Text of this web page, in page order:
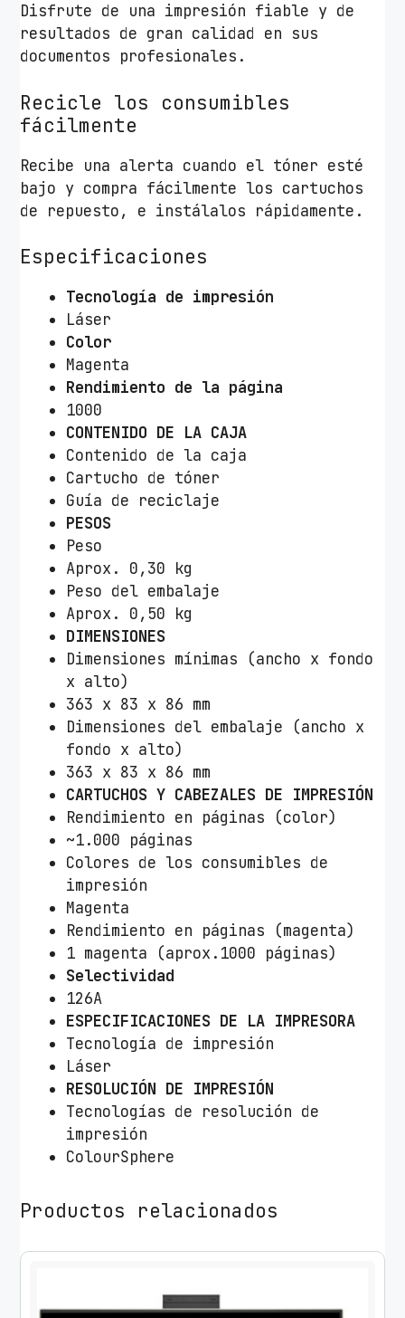
Disfrute de una impresión fiable y de
resultados de gran calidad en sus
documentos profesionales.
Recicle los consumibles
fácilmente
Recibe una alerta cuando el tóner esté
bajo y compra fácilmente los cartuchos
de repuesto, e instálalos rápidamente.
Especificaciones
Tecnología de impresión
Láser
Color
Magenta
Rendimiento de la página
1000
CONTENIDO DE LA CAJA
Contenido de la caja
Cartucho de tóner
Guía de reciclaje
PESOS
Peso
Aprox. 0,30 kg
Peso del embalaje
Aprox. 0,50 kg
DIMENSIONES
Dimensiones mínimas (ancho x fondo
x alto)
363 x 83 x 86 mm
Dimensiones del embalaje (ancho x
fondo x alto)
363 x 83 x 86 mm
CARTUCHOS Y CABEZALES DE IMPRESIÓN
Rendimiento en páginas (color)
~1.000 páginas
Colores de los consumibles de
impresión
Magenta
Rendimiento en páginas (magenta)
1 magenta (aprox.1000 páginas)
Selectividad
126A
ESPECIFICACIONES DE LA IMPRESORA
Tecnología de impresión
Láser
RESOLUCIÓN DE IMPRESIÓN
Tecnologías de resolución de
impresión
ColourSphere
Productos relacionados